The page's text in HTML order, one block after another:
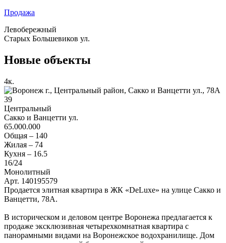
Продажа
Левобережный
Старых Большевиков ул.
Новые объекты
4к.
39
Центральный
Сакко и Ванцетти ул.
65.000.000
Общая – 140
Жилая – 74
Кухня – 16.5
16/24
Монолитный
Арт. 140195579
Продается элитная квартира в ЖК «DeLuxe» на улице Сакко и
Ванцетти, 78А.
В историческом и деловом центре Воронежа предлагается к
продаже эксклюзивная четырехкомнатная квартира с
панорамными видами на Воронежское водохранилище. Дом